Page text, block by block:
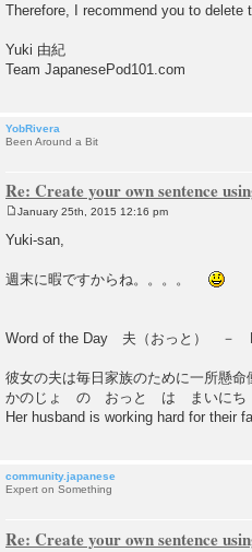
Therefore, I recommend you to delete
Yuki 由紀
Team JapanesePod101.com
YobRivera
Been Around a Bit
Re: Create your own sentence
o
s
January 25th, 2015 12:16 pm
Yuki-san,
週末に暇ですからね。。。。
Word of the Day 夫（おっと） －
彼女の夫は毎日家族のために一所懸命
かのじょ の おっと は まいにち
Her husband is working hard for their
community.japanese
Expert on Something
Re: Create your own sentence